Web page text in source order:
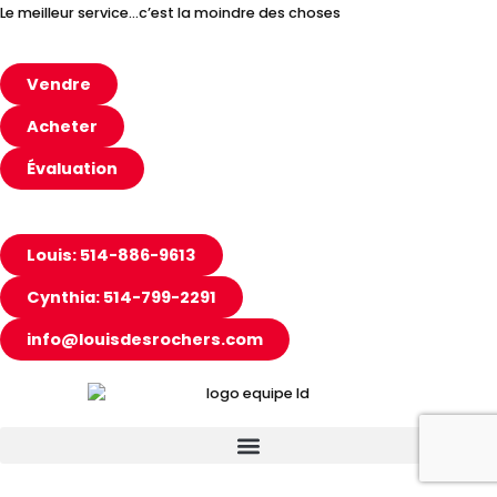
Le meilleur service…c’est la moindre des choses
Vendre
Acheter
Évaluation
Louis: 514-886-9613
Cynthia: 514-799-2291
info@louisdesrochers.com